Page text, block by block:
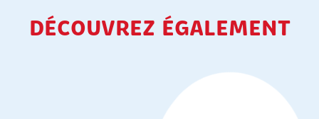
DÉCOUVREZ ÉGALEMENT